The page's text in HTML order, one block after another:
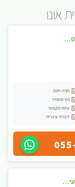
אונו
אלין- מקבלת ביהוד -מעסה פרטית ואיכותית לבד ביהוד . עיסוי מפנק איכותי מקצועי אצלי ביהוד
חניה חינם
נקי ומסודר
עיסוי מקצועי
דוברת עיברית
מעסה חדשה רמת גן -לעיסוי מיוחד ואיכותי מקום פרטי ואינטימי ושקט מומלץ לחלוטין!!